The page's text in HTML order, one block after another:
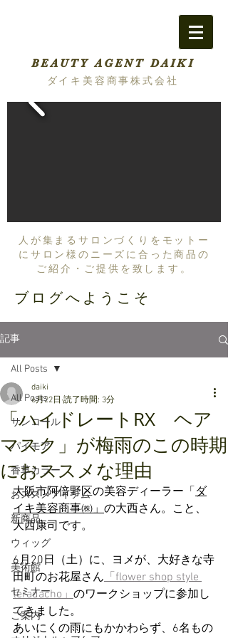
BEAUTY AGENT DAIKI
ダイキ美容商事株式会社
人が集まるサロンづくりをモットー
にサロン様のニーズに合った商品の
ご紹介・ご提供を致します。
ブログへようこそ
記事
All Posts
サンコール
パイモア
香草カラー
おススメアイテム
新商品
ウィッグ
美術館
セミナー
ご案内
All Posts
「ハイドレートRX ヘア
マスク」が梅雨のこの時期
におススメな理由
daiki
6月22日 読了時間: 3分
大阪市阿倍野区の美容ディーラー「 ダ
イキ美容商事㈱」の大西さん。こと、
大西康司です。
6月20日（土）に、ヨメが、大好きな寺
田町のお花屋さん「flower shop style
teradacho」のワークショップに参加し
てきました。
あいにくの雨にもかかわらず、6名もの